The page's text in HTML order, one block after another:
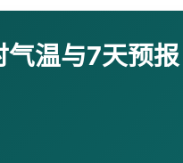
温与7天预报